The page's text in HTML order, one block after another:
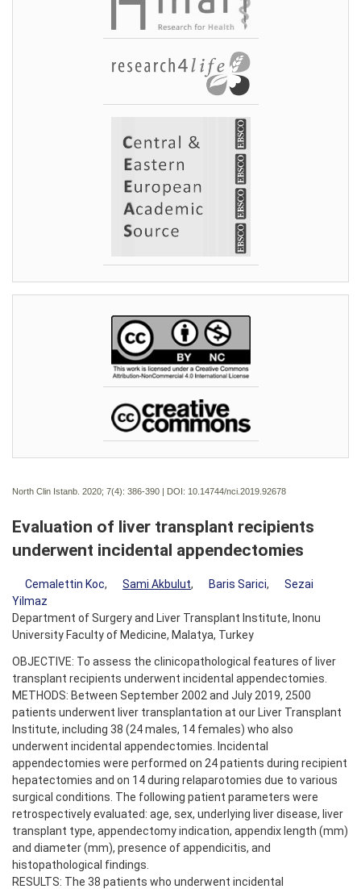
North Clin Istanb. 2020; 7(4): 386-390 | DOI: 10.14744/nci.2019.92678
Evaluation of liver transplant recipients
underwent incidental appendectomies
Cemalettin Koc, Sami Akbulut, Baris Sarici,
Sezai
Yilmaz
Department of Surgery and Liver Transplant Institute, Inonu
University Faculty of Medicine, Malatya, Turkey
OBJECTIVE: To assess the clinicopathological features of liver
transplant recipients underwent incidental appendectomies.
METHODS: Between September 2002 and July 2019, 2500
patients underwent liver transplantation at our Liver Transplant
Institute, including 38 (24 males, 14 females) who also
underwent incidental appendectomies. Incidental
appendectomies were performed on 24 patients during recipient
hepatectomies and on 14 during relaparotomies due to various
surgical conditions. The following patient parameters were
retrospectively evaluated: age, sex, underlying liver disease, liver
transplant type, appendectomy indication, appendix length (mm)
and diameter (mm), presence of appendicitis, and
histopathological findings.
RESULTS: The 38 patients who underwent incidental